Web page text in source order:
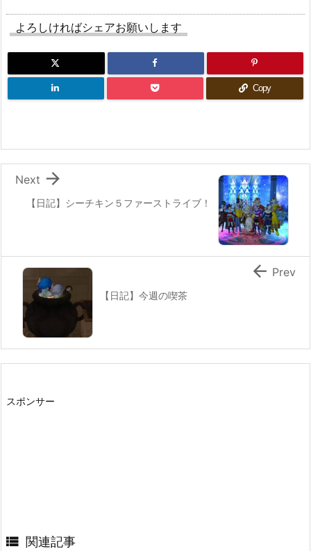
よろしければシェアお願いします
Copy
【日記】シーチキン５ファーストライブ！

Next
【日記】今週の喫茶
 Prev
スポンサー
 関連記事